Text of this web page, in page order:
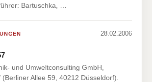
Bartuschka, …
28.02.2006
und Umweltconsulting GmbH,
(Berliner Allee 59, 40212 Düsseldorf).